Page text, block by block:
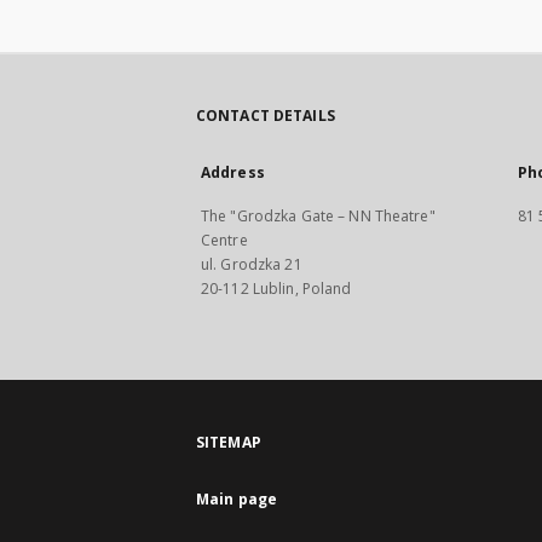
CONTACT DETAILS
Address
The "Grodzka Gate – NN Theatre"
Centre
ul. Grodzka 21
20-112 Lublin, Poland
81
SITEMAP
Main page